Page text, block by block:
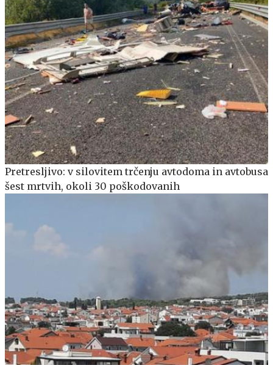
Pretresljivo: v silovitem trčenju avtodoma in avtobusa
šest mrtvih, okoli 30 poškodovanih